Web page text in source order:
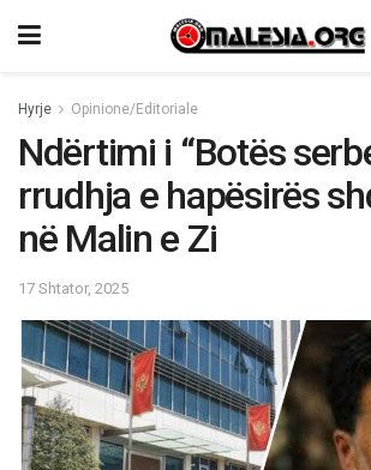
Hyrje Opinione/Editoriale
Ndërtimi i “Botës
rrudhja e hapësirës
në Malin e Zi
17 Shtator, 2025